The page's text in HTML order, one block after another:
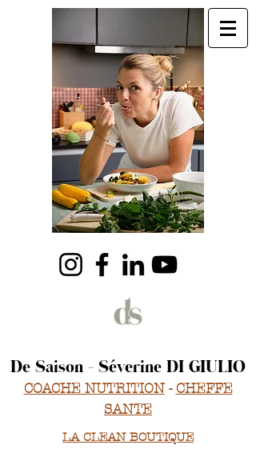
De Saison - Séverine DI GIULIO
COACHE NUTRITION- CHEFFE
SANTE
LA CLEAN BOUTIQUE